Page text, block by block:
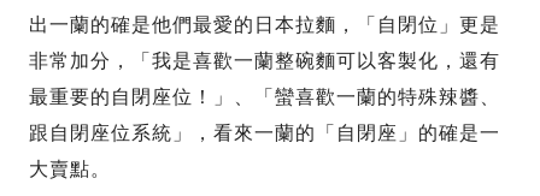
出一蘭的確是他們最愛的日本拉麵，「自閉位」更是
非常加分，「我是喜歡一蘭整碗麵可以客製化，還有
最重要的自閉座位！」、「蠻喜歡一蘭的特殊辣醬、
跟自閉座位系統」，看來一蘭的「自閉座」的確是一
大賣點。